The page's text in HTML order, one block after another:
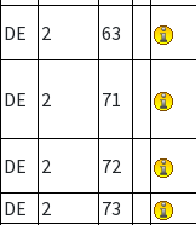
DE 2 63
DE 2 71
DE 2 72
DE
2 73